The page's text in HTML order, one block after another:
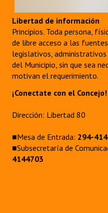
Libertad de información
Principios. Toda persona,
de libre acceso a las
legislativos, administrativos
del Municipio, sin que sea
motivan el requerimiento.
¡Conectate con el Concejo!
Dirección: Libertad 80
■Mesa de Entrada: 294-
■Subsecretaría de
4144703